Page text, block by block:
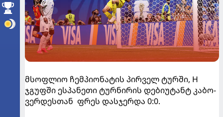
მსოფლიო ჩემპიონატის პირველ ტურში, H
ჯგუფში ესპანეთი ტურნირის დებიუტანტ კაბო-
ვერდესთან ფრეს დასჯერდა 0:0.